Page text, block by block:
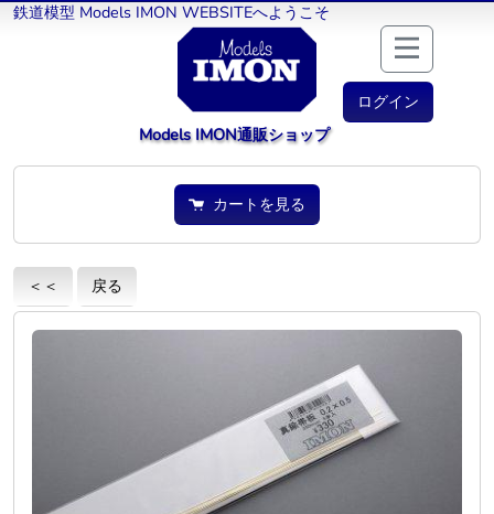
鉄道模型 Models IMON WEBSITEへようこそ
ログイン
Models IMON通販ショップ
カートを見る
＜＜ 戻る